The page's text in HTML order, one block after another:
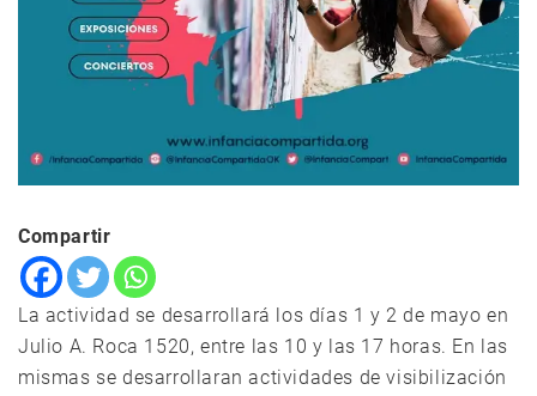
Compartir
La actividad se desarrollará los días 1 y 2 de mayo en
Julio A. Roca 1520, entre las 10 y las 17 horas. En las
mismas se desarrollaran actividades de visibilización